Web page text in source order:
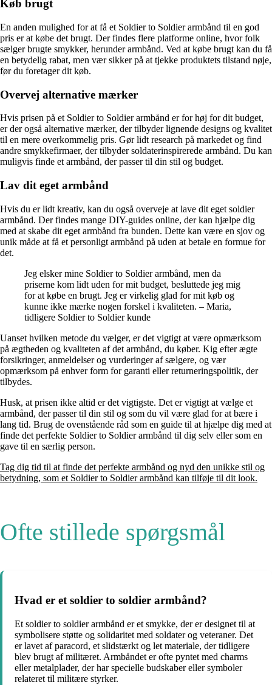
Køb brugt
En anden mulighed for at få et Soldier to Soldier armbånd til en god
pris er at købe det brugt. Der findes flere platforme online, hvor folk
sælger brugte smykker, herunder armbånd. Ved at købe brugt kan du få
en betydelig rabat, men vær sikker på at tjekke produktets tilstand nøje,
før du foretager dit køb.
Overvej alternative mærker
Hvis prisen på et Soldier to Soldier armbånd er for høj for dit budget,
er der også alternative mærker, der tilbyder lignende designs og kvalitet
til en mere overkommelig pris. Gør lidt research på markedet og find
andre smykkefirmaer, der tilbyder soldaterinspirerede armbånd. Du kan
muligvis finde et armbånd, der passer til din stil og budget.
Lav dit eget armbånd
Hvis du er lidt kreativ, kan du også overveje at lave dit eget soldier
armbånd. Der findes mange DIY-guides online, der kan hjælpe dig
med at skabe dit eget armbånd fra bunden. Dette kan være en sjov og
unik måde at få et personligt armbånd på uden at betale en formue for
det.
Jeg elsker mine Soldier to Soldier armbånd, men da
priserne kom lidt uden for mit budget, besluttede jeg mig
for at købe en brugt. Jeg er virkelig glad for mit køb og
kunne ikke mærke nogen forskel i kvaliteten. – Maria,
tidligere Soldier to Soldier kunde
Uanset hvilken metode du vælger, er det vigtigt at være opmærksom
på ægtheden og kvaliteten af det armbånd, du køber. Kig efter ægte
forsikringer, anmeldelser og vurderinger af sælgere, og vær
opmærksom på enhver form for garanti eller returneringspolitik, der
tilbydes.
Husk, at prisen ikke altid er det vigtigste. Det er vigtigt at vælge et
armbånd, der passer til din stil og som du vil være glad for at bære i
lang tid. Brug de ovenstående råd som en guide til at hjælpe dig med at
finde det perfekte Soldier to Soldier armbånd til dig selv eller som en
gave til en særlig person.
Tag dig tid til at finde det perfekte armbånd og nyd den unikke stil og
betydning, som et Soldier to Soldier armbånd kan tilføje til dit look.
Ofte stillede spørgsmål
Hvad er et soldier to soldier armbånd?
Et soldier to soldier armbånd er et smykke, der er designet til at
symbolisere støtte og solidaritet med soldater og veteraner. Det
er lavet af paracord, et slidstærkt og let materiale, der tidligere
blev brugt af militæret. Armbåndet er ofte pyntet med charms
eller metalplader, der har specielle budskaber eller symboler
relateret til militære styrker.